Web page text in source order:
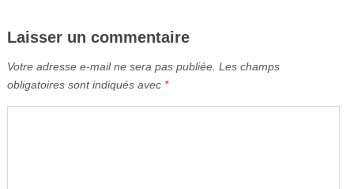
Laisser un commentaire
Votre adresse e-mail ne sera pas publiée. Les champs
obligatoires sont indiqués avec *